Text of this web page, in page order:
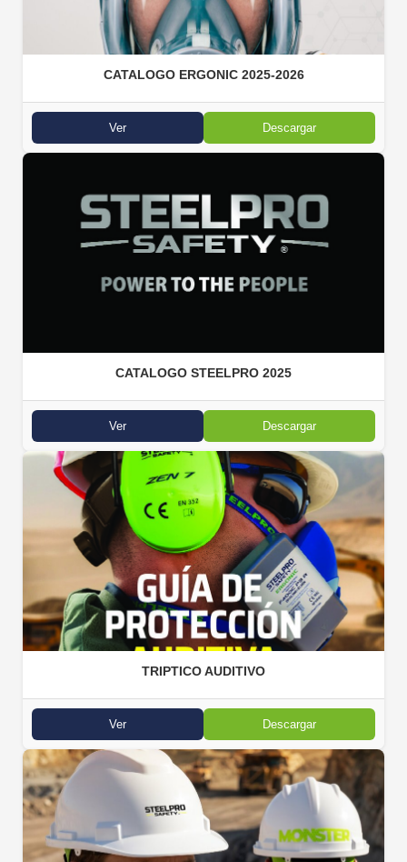
CATALOGO ERGONIC 2025-2026
Ver Descargar
CATALOGO STEELPRO 2025
Ver Descargar
TRIPTICO AUDITIVO
Ver Descargar